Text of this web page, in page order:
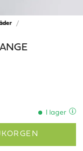
I lager